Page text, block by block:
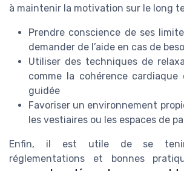
à maintenir la motivation sur le long
Prendre conscience de ses
demander de l’aide en cas de
Utiliser des techniques de
comme la cohérence
guidée
Favoriser un environnement
les vestiaires ou les espaces de
Enfin, il est utile de se
réglementations et bonnes